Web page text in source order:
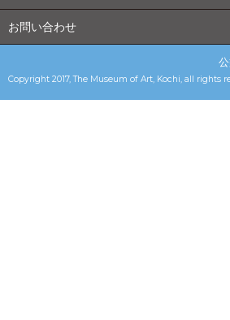
お問い合わせ
Copyright 2017, The Museum of Art, Kochi, all rights